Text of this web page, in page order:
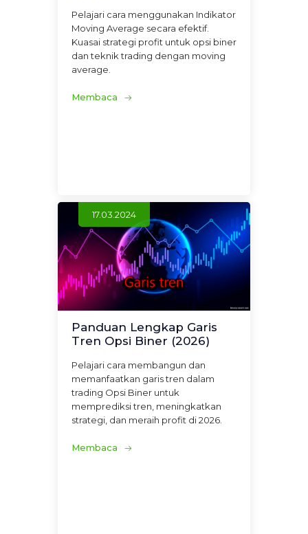
Pelajari cara menggunakan Indikator
Moving Average secara efektif.
Kuasai strategi profit untuk opsi biner
dan teknik trading dengan moving
average.
Membaca
17.03.2024
Panduan Lengkap Garis
Tren Opsi Biner (2026)
Pelajari cara membangun dan
memanfaatkan garis tren dalam
trading Opsi Biner untuk
memprediksi tren, meningkatkan
strategi, dan meraih profit di 2026.
Membaca